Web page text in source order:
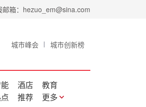
箱：hezuo_em@sina.com
城市峰会 城市创新榜
酒店
教育
推荐 更多